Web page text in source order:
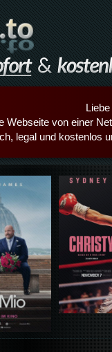
Webseite von einer
legal und kostenlos